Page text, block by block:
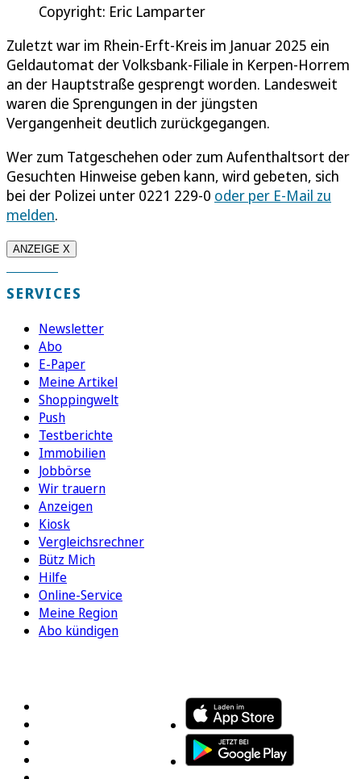
Copyright: Eric Lamparter
Zuletzt war im Rhein-Erft-Kreis im Januar 2025 ein
Geldautomat der Volksbank-Filiale in Kerpen-Horrem
an der Hauptstraße gesprengt worden. Landesweit
waren die Sprengungen in der jüngsten
Vergangenheit deutlich zurückgegangen.
Wer zum Tatgeschehen oder zum Aufenthaltsort der
Gesuchten Hinweise geben kann, wird gebeten, sich
bei der Polizei unter 0221 229-0 oder per E-Mail zu
melden.
ANZEIGE X
SERVICES
Newsletter
Abo
E-Paper
Meine Artikel
Shoppingwelt
Push
Testberichte
Immobilien
Jobbörse
Wir trauern
Anzeigen
Kiosk
Vergleichsrechner
Bütz Mich
Hilfe
Online-Service
Meine Region
Abo kündigen